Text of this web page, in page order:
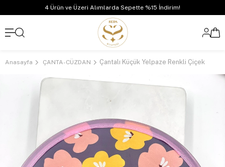
4 Ürün ve Üzeri Alımlarda Sepette %15 İndirim!
Anasayfa ÇANTA-CÜZDAN Çantalı Küçük Yelpaze Renkli Çiçek